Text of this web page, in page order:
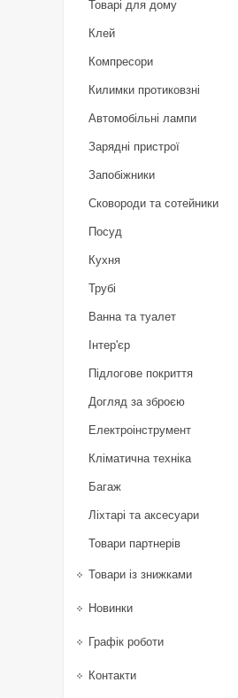
Товарі для дому
Клей
Компресори
Килимки протиковзні
Автомобільні лампи
Зарядні пристрої
Запобіжники
Сковороди та сотейники
Посуд
Кухня
Трубі
Ванна та туалет
Інтер'єр
Підлогове покриття
Догляд за зброєю
Електроінструмент
Кліматична техніка
Багаж
Ліхтарі та аксесуари
Товари партнерів
Товари із знижками
Новинки
Графік роботи
Контакти